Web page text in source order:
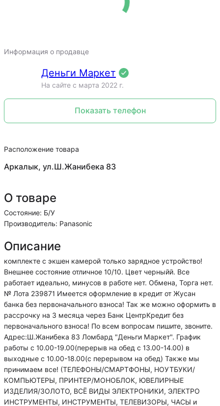
Информация о продавце
Деньги Маркет
На сайте c марта 2022 г.
Показать телефон
Расположение товара
Аркалык, ул.Ш.Жанибека 83
О товаре
Состояние: Б/У
Производитель: Panasonic
Описание
комплекте с экшен камерой только зарядное устройство!
Внешнее состояние отличное 10/10. Цвет черныйй. Все
работает идеально, минусов в работе нет. Обмена, Торга нет.
№ Лота 239871 Имеется оформление в кредит от Жусан
банка без первоначального взноса! Так же можно оформить в
рассрочку на 3 месяца через Банк ЦентрКредит без
первоначального взноса! По всем вопросам пишите, звоните.
Адрес:Ш.Жанибека 83 Ломбард "Деньги Маркет". График
работы с 10.00-19.00(перерыв на обед с 13.00-14.00) в
выходные с 10.00-18.00(с перерывом на обед) Также мы
принимаем все! (ТЕЛЕФОНЫ/СМАРТФОНЫ, НОУТБУКИ/
КОМПЬЮТЕРЫ, ПРИНТЕР/МОНОБЛОК, ЮВЕЛИРНЫЕ
ИЗДЕЛИЯ/ЗОЛОТО, ВСЁ ВИДЫ ЭЛЕКТРОНИКИ, ЭЛЕКТРО
ИНСТРУМЕНТЫ, ИНСТРУМЕНТЫ, ТЕЛЕВИЗОРЫ, ЧАСЫ и